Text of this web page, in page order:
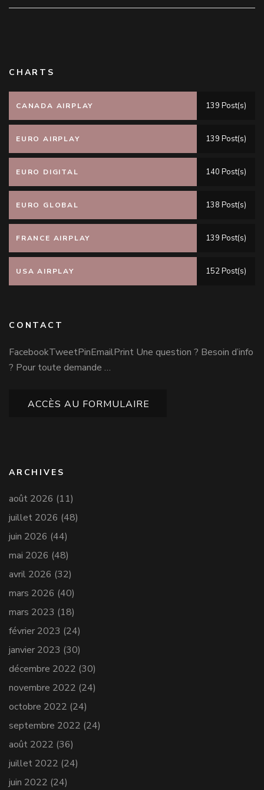
CHARTS
CANADA AIRPLAY 139 Post(s)
EURO AIRPLAY 139 Post(s)
EURO DIGITAL 140 Post(s)
EURO GLOBAL 138 Post(s)
FRANCE AIRPLAY 139 Post(s)
USA AIRPLAY 152 Post(s)
CONTACT
FacebookTweetPinEmailPrint Une question ? Besoin d’info
? Pour toute demande …
ACCÈS AU FORMULAIRE
ARCHIVES
août 2026 (11)
juillet 2026 (48)
juin 2026 (44)
mai 2026 (48)
avril 2026 (32)
mars 2026 (40)
mars 2023 (18)
février 2023 (24)
janvier 2023 (30)
décembre 2022 (30)
novembre 2022 (24)
octobre 2022 (24)
septembre 2022 (24)
août 2022 (36)
juillet 2022 (24)
juin 2022 (24)